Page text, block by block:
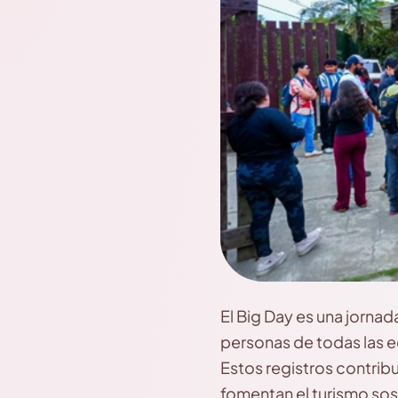
El Big Day es una
personas de todas las
Estos registros
fomentan el turismo